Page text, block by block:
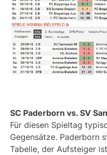
SC Paderborn vs. SV
Für diesen Spieltag
Gegensätze. Paderborn
Tabelle, der Aufsteiger